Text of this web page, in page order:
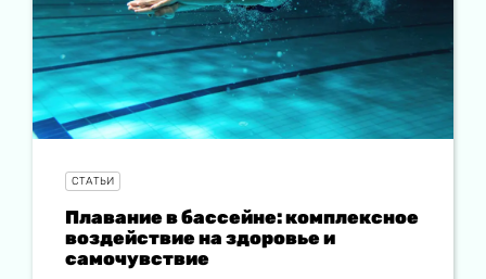
СТАТЬИ
Плавание в бассейне: комплексное
воздействие на здоровье и
самочувствие